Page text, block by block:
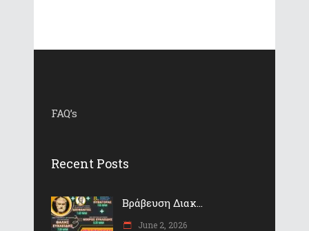
FAQ’s
Recent Posts
Βράβευση Διακ...
June 2, 2026